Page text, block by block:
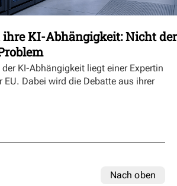
KI-Abhängigkeit: Nicht der
KI-Abhängigkeit liegt einer Expertin
EU. Dabei wird die Debatte aus ihrer
Nach oben